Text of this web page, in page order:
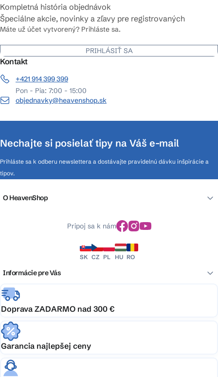
Kompletná história objednávok
Špeciálne akcie, novinky a zľavy pre registrovaných
Máte už účet vytvorený? Prihláste sa.
PRIHLÁSIŤ SA
Kontakt
+421 914 399 399
Pon - Pia: 7:00 - 15:00
objednavky@heavenshop.sk
Nechajte si posielať tipy na Váš e-mail
Prihláste sa k odberu newslettera a dostávajte pravidelnú dávku inšpirácie a
tipov.
O HeavenShop
Pripoj sa k nám
SK CZ PL HU RO
Informácie pre Vás
Doprava ZADARMO nad 300 €
Garancia najlepšej ceny